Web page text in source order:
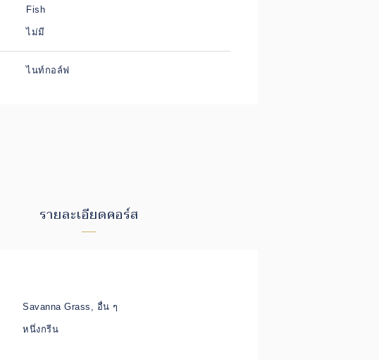
Fish
ไม่มี
ไนท์กอล์ฟ
รายละเอียดคอร์ส
Savanna Grass, อื่น ๆ
หนึ่งกรีน